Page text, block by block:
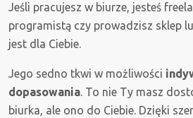
Jeśli pracujesz w biurze, jesteś
programistą czy prowadzisz sklep
jest dla Ciebie.
Jego sedno tkwi w możliwości
dopasowania. To nie Ty masz
biurka, ale ono do Ciebie. Dzięki